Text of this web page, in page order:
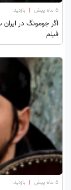
۵ ماه پیش | بازدید:
اگر جومونگ در
فیلم
۵ ماه پیش | بازدید: